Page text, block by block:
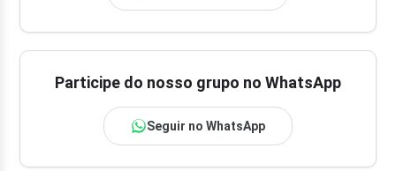
Participe do nosso grupo no WhatsApp
Seguir no WhatsApp